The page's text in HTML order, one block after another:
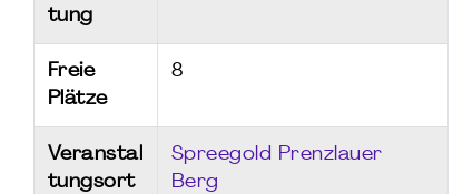
tung
Freie
Plätze
8
Veranstal
tungsort
Spreegold Prenzlauer
Berg